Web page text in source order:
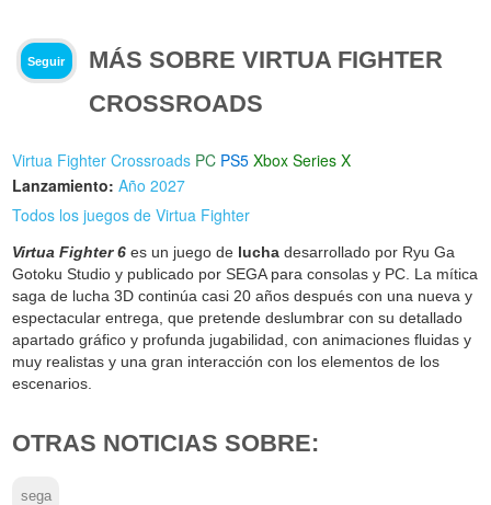
Seguir
MÁS SOBRE VIRTUA FIGHTER
CROSSROADS
Virtua Fighter Crossroads PC PS5 Xbox Series X
Lanzamiento: Año 2027
Todos los juegos de Virtua Fighter
Virtua Fighter 6 es un juego de lucha desarrollado por Ryu Ga
Gotoku Studio y publicado por SEGA para consolas y PC. La mítica
saga de lucha 3D continúa casi 20 años después con una nueva y
espectacular entrega, que pretende deslumbrar con su detallado
apartado gráfico y profunda jugabilidad, con animaciones fluidas y
muy realistas y una gran interacción con los elementos de los
escenarios.
OTRAS NOTICIAS SOBRE:
sega